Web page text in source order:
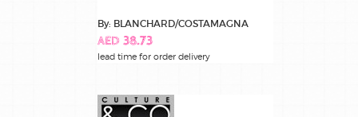
By: BLANCHARD/COSTAMAGNA
AED 38.73
lead time for order delivery